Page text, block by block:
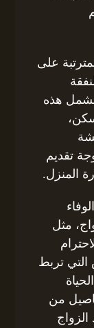
على
تشمل هذه
تقديم
المنزل.
مثل
التي تربط
من
الزواج